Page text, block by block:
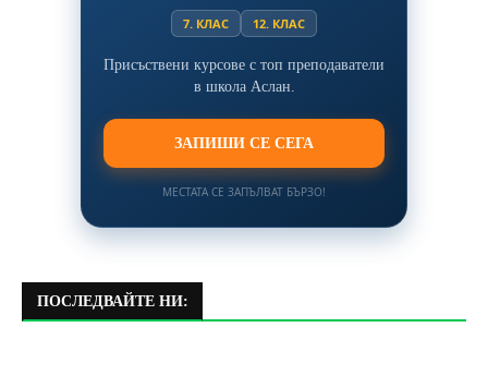
7. КЛАС 12. КЛАС
Присъствени курсове с топ преподаватели
в школа Аслан.
ЗАПИШИ СЕ СЕГА
МЕСТАТА СЕ ЗАПЪЛВАТ БЪРЗО!
ПОСЛЕДВАЙТЕ НИ: